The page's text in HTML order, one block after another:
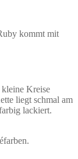
kommt mit
Kreise
liegt schmal am
lackiert.